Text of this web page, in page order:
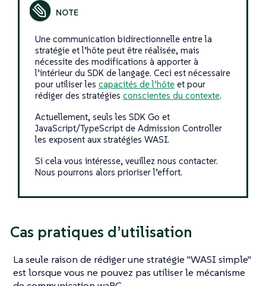
Une communication bidirectionnelle entre la
stratégie et l’hôte peut être réalisée, mais
nécessite des modifications à apporter à
l’intérieur du SDK de langage. Ceci est nécessaire
pour utiliser les capacités de l’hôteet pour
rédiger des stratégies conscientes du contexte.
Actuellement, seuls les SDK Go et
JavaScript/TypeScript de Admission Controller
les exposent aux stratégies WASI.
Si cela vous intéresse, veuillez nous contacter.
Nous pourrons alors prioriser l’effort.
Cas pratiques d’utilisation
La seule raison de rédiger une stratégie "WASI simple"
est lorsque vous ne pouvez pas utiliser le mécanisme